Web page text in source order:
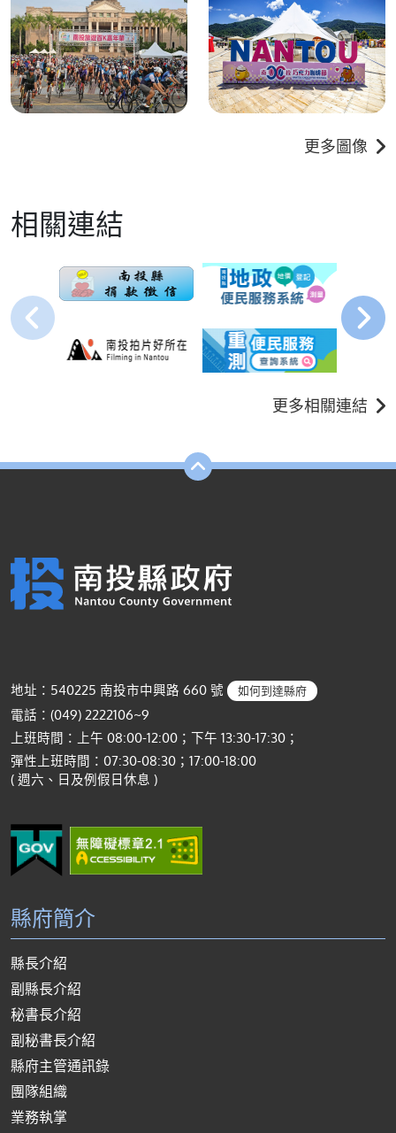
更多圖像
相關連結
更多相關連結
地址：540225 南投市中興路 660 號 如何到達縣府
電話：(049) 2222106~9
上班時間：上午 08:00-12:00；下午 13:30-17:30；
彈性上班時間：07:30-08:30；17:00-18:00
( 週六、日及例假日休息 )
縣府簡介
縣長介紹
副縣長介紹
秘書長介紹
副秘書長介紹
縣府主管通訊錄
團隊組織
業務執掌